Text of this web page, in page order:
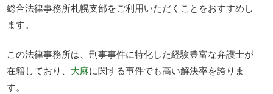
総合法律事務所札幌支部をご利用いただくことをおすすめし
ます。
この法律事務所は、刑事事件に特化した経験豊富な弁護士が
在籍しており、 大麻に関する事件でも高い解決率を誇りま
す。